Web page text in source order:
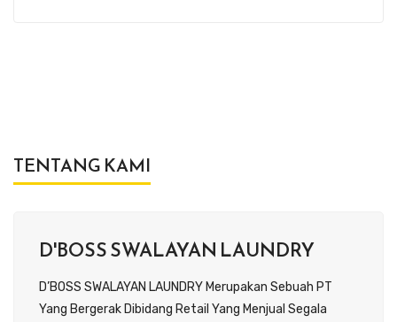
TENTANG KAMI
D'BOSS SWALAYAN LAUNDRY
D’BOSS SWALAYAN LAUNDRY Merupakan Sebuah PT
Yang Bergerak Dibidang Retail Yang Menjual Segala